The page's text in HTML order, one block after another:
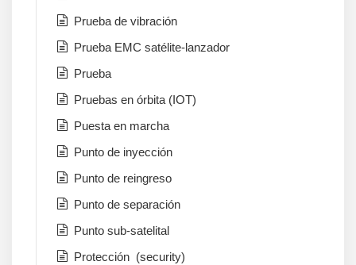
Prueba de vibración
Prueba EMC satélite-lanzador
Prueba
Pruebas en órbita (IOT)
Puesta en marcha
Punto de inyección
Punto de reingreso
Punto de separación
Punto sub-satelital
Protección (security)